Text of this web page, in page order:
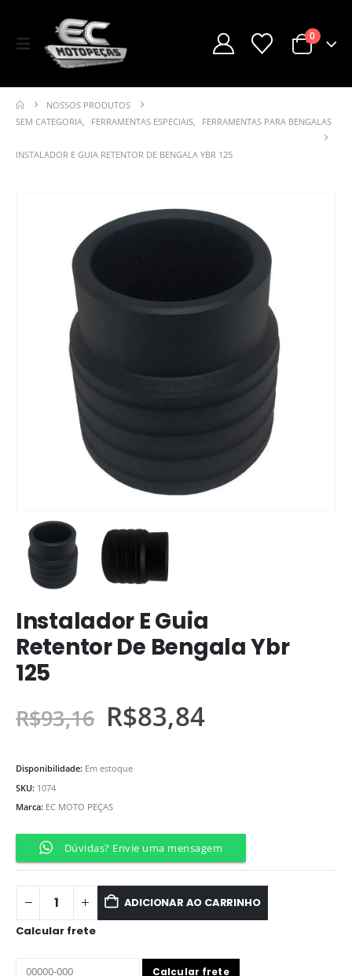
0
NOSSOS PRODUTOS
SEM CATEGORIA, FERRAMENTAS ESPECIAIS, FERRAMENTAS PARA BENGALAS
INSTALADOR E GUIA RETENTOR DE BENGALA YBR 125
Instalador E Guia
Retentor De Bengala Ybr
125
R$93,16 R$83,84
Disponibilidade: Em estoque
SKU: 1074
Marca: EC MOTO PEÇAS
Dúvidas? Envie uma mensagem
ADICIONAR AO CARRINHO
Calcular frete